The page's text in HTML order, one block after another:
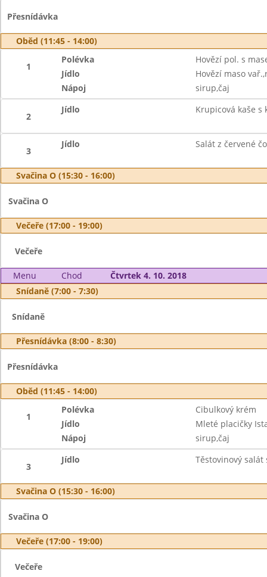
Přesnídávka
Oběd (11:45 - 14:00)
1
Polévka
Hovězí pol. s
Jídlo
Hovězí maso
Nápoj
sirup,čaj
2
Jídlo Krupicová kaše s
3
Jídlo Salát z červené
Svačina O (15:30 - 16:00)
Svačina O
Večeře (17:00 - 19:00)
Večeře
Menu Chod
Čtvrtek 4. 10. 2018
Snídaně (7:00 - 7:30)
Snídaně
Přesnídávka (8:00 - 8:30)
Přesnídávka
Oběd (11:45 - 14:00)
1
Polévka
Cibulkový krém
Jídlo
Mleté placičky
Nápoj
sirup,čaj
3
Jídlo Těstovinový
Svačina O (15:30 - 16:00)
Svačina O
Večeře (17:00 - 19:00)
Večeře